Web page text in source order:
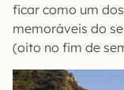
ficar como um
memoráveis do
(oito no fim de